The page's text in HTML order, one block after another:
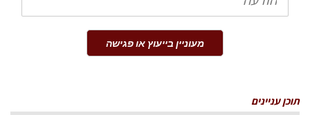
מעוניין בייעוץ או פגישה
תוכן עניינים